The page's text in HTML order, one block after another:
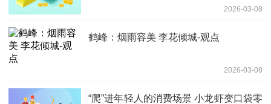
2026-03-08
鹤峰：烟雨容美 李花倾城-观点
2026-03-08
“爬”进年轻人的消费场景 小龙虾变口袋零